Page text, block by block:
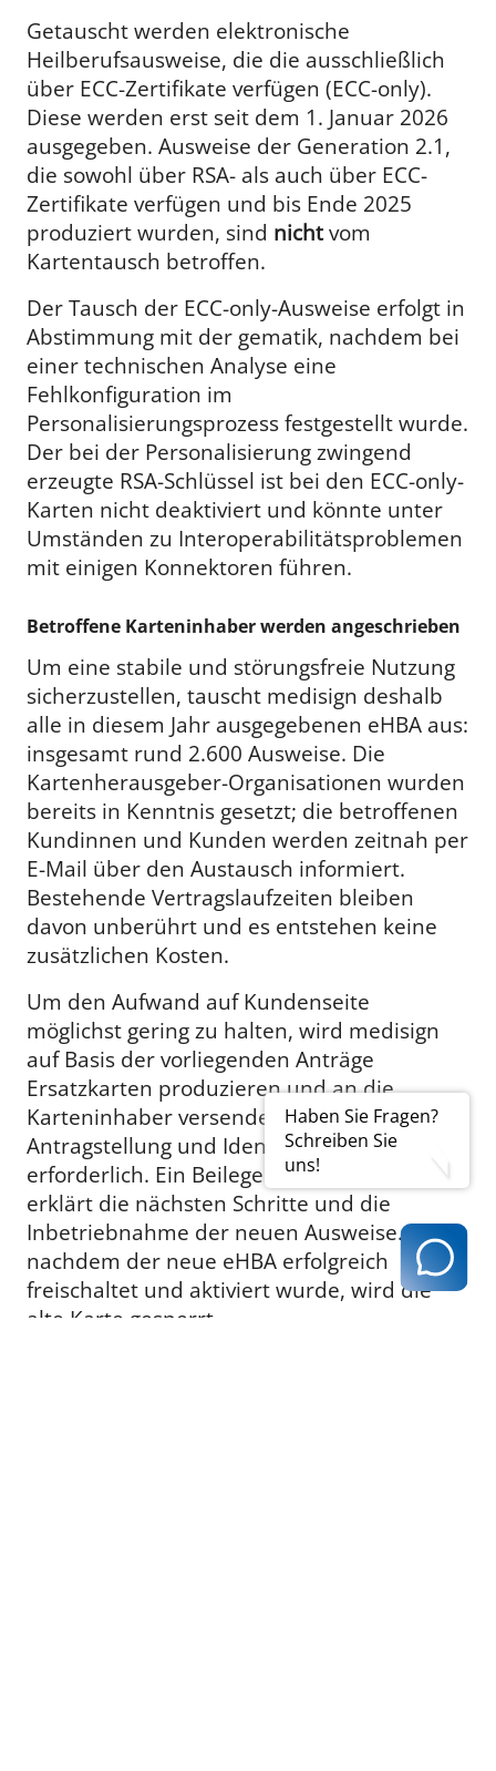
Haben Sie Fragen?
Schreiben Sie
uns!
Getauscht werden elektronische
Heilberufsausweise, die die ausschließlich
über ECC-Zertifikate verfügen (ECC-only).
Diese werden erst seit dem 1. Januar 2026
ausgegeben. Ausweise der Generation 2.1,
die sowohl über RSA- als auch über ECC-
Zertifikate verfügen und bis Ende 2025
produziert wurden, sind nichtvom
Kartentausch betroffen.
Der Tausch der ECC-only-Ausweise erfolgt in
Abstimmung mit der gematik, nachdem bei
einer technischen Analyse eine
Fehlkonfiguration im
Personalisierungsprozess festgestellt wurde.
Der bei der Personalisierung zwingend
erzeugte RSA-Schlüssel ist bei den ECC-only-
Karten nicht deaktiviert und könnte unter
Umständen zu Interoperabilitätsproblemen
mit einigen Konnektoren führen.
Betroffene Karteninhaber werden angeschrieben
Um eine stabile und störungsfreie Nutzung
sicherzustellen, tauscht medisign deshalb
alle in diesem Jahr ausgegebenen eHBA aus:
insgesamt rund 2.600 Ausweise. Die
Kartenherausgeber-Organisationen wurden
bereits in Kenntnis gesetzt; die betroffenen
Kundinnen und Kunden werden zeitnah per
E-Mail über den Austausch informiert.
Bestehende Vertragslaufzeiten bleiben
davon unberührt und es entstehen keine
zusätzlichen Kosten.
Um den Aufwand auf Kundenseite
möglichst gering zu halten, wird medisign
auf Basis der vorliegenden Anträge
Ersatzkarten produzieren und an die
Karteninhaber versenden; eine erneute
Antragstellung und Identifizierung sind nicht
erforderlich. Ein Beileger im Kartenbrief
erklärt die nächsten Schritte und die
Inbetriebnahme der neuen Ausweise. Erst
nachdem der neue eHBA erfolgreich
freischaltet und aktiviert wurde, wird die
alte Karte gesperrt.